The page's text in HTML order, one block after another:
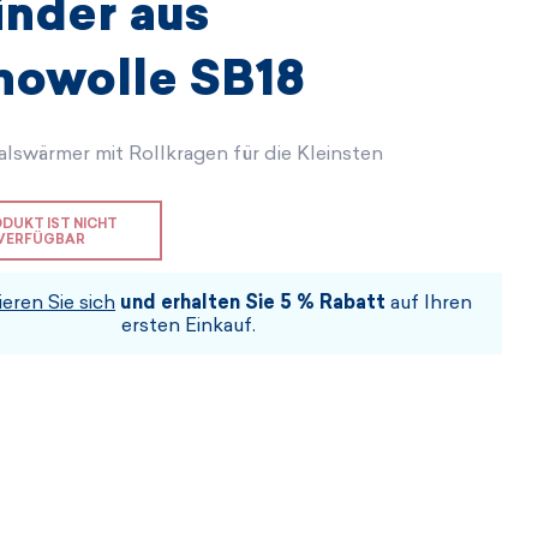
aus
SB18
mit Rollkragen für die Kleinsten
IST NICHT
Sie sich und erhalten Sie 5 % Rabatt auf Ihren
ersten Einkauf.
Geschenkgutscheine
ICH BIN INTERESSIERT
ICH BIN INTERESSIERT
Geschenkgutscheine
ICH BIN INTERESSIERT
ICH BIN INTERESSIERT
Sofort kaufbar
Geschenkgutscheine